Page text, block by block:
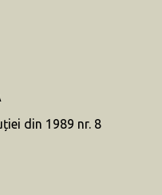
din 1989 nr. 8